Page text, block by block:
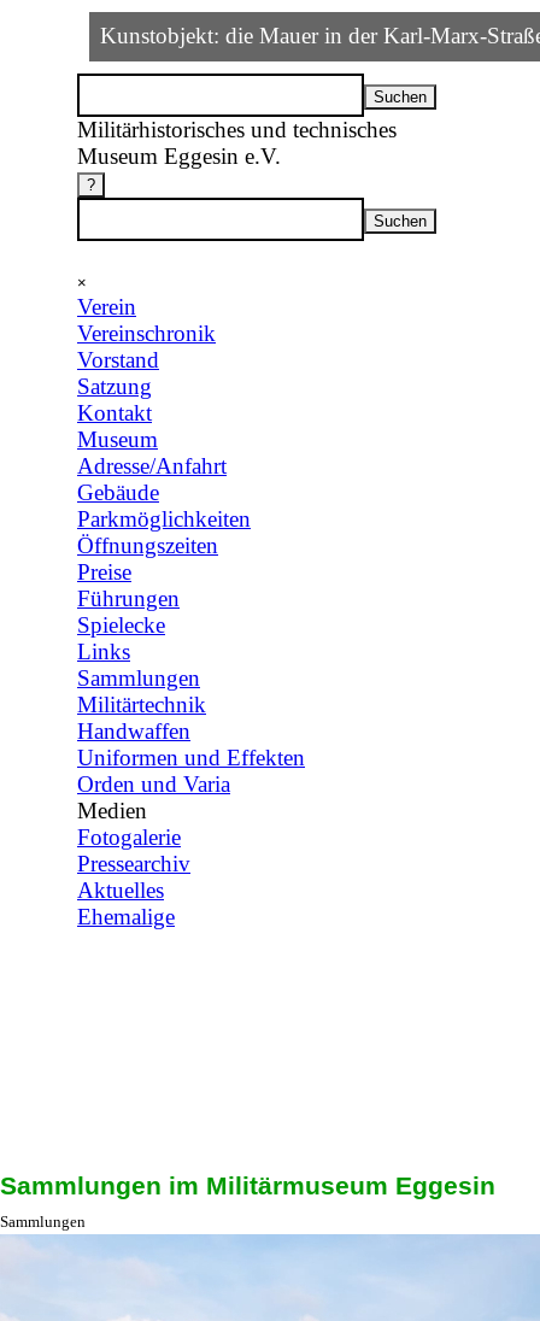
Direkt zum Seiteninhalt
Kunstobjekt: die Mauer in der Karl-Marx-
Suchen
Militärhistorisches und technisches
Museum Eggesin e.V.
?
Suchen
×
Verein
Vereinschronik
Vorstand
Satzung
Kontakt
Museum
Adresse/Anfahrt
Gebäude
Parkmöglichkeiten
Öffnungszeiten
Preise
Führungen
Spielecke
Links
Sammlungen
Militärtechnik
Handwaffen
Uniformen und Effekten
Orden und Varia
Medien
Fotogalerie
Pressearchiv
Aktuelles
Ehemalige
Sammlungen im Militärmuseum Eggesin
Sammlungen